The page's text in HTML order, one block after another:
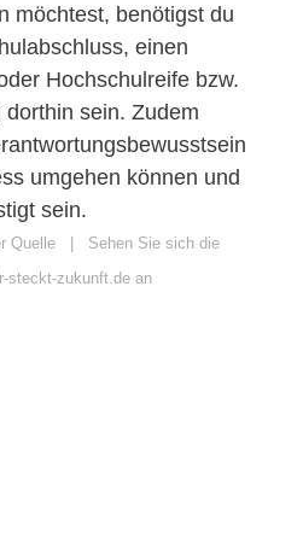
möchtest, benötigst du
einen
Hochschulreife bzw.
sein. Zudem
umgehen können und
sein.
Quelle | Sehen Sie sich die
steckt-zukunft.de an